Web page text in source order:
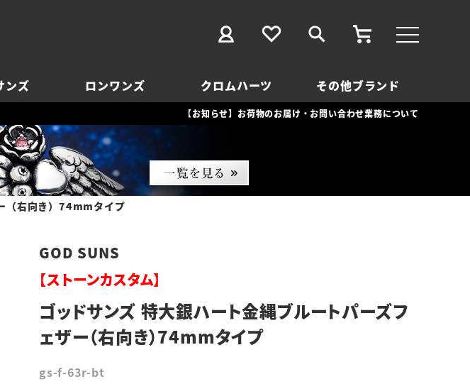
ンズ ロンワンズ クロムハーツ その他ブランド
【お知らせ】お荷物のお届け・お問い合わせ業務について
（右向き）74mmタイプ
GOD SUNS
【ストーンカスタム】
ゴッドサンズ 特大銀ハート金縄ブルートパーズフ
ェザー（右向き）74mmタイプ
gs-f-63r-bt